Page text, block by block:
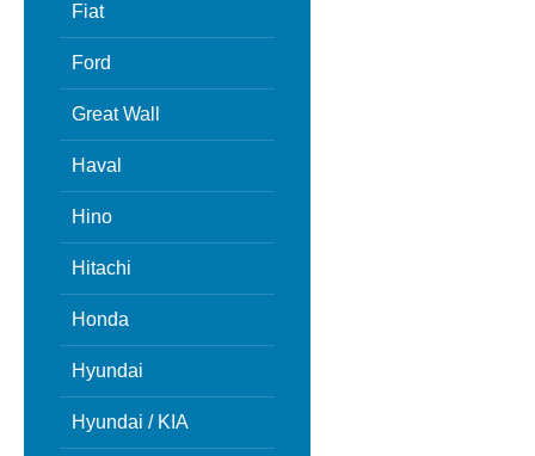
Fiat
Ford
Great Wall
Haval
Hino
Hitachi
Honda
Hyundai
Hyundai / KIA